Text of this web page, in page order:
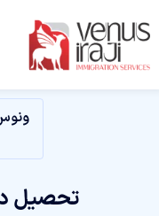
تحصیل